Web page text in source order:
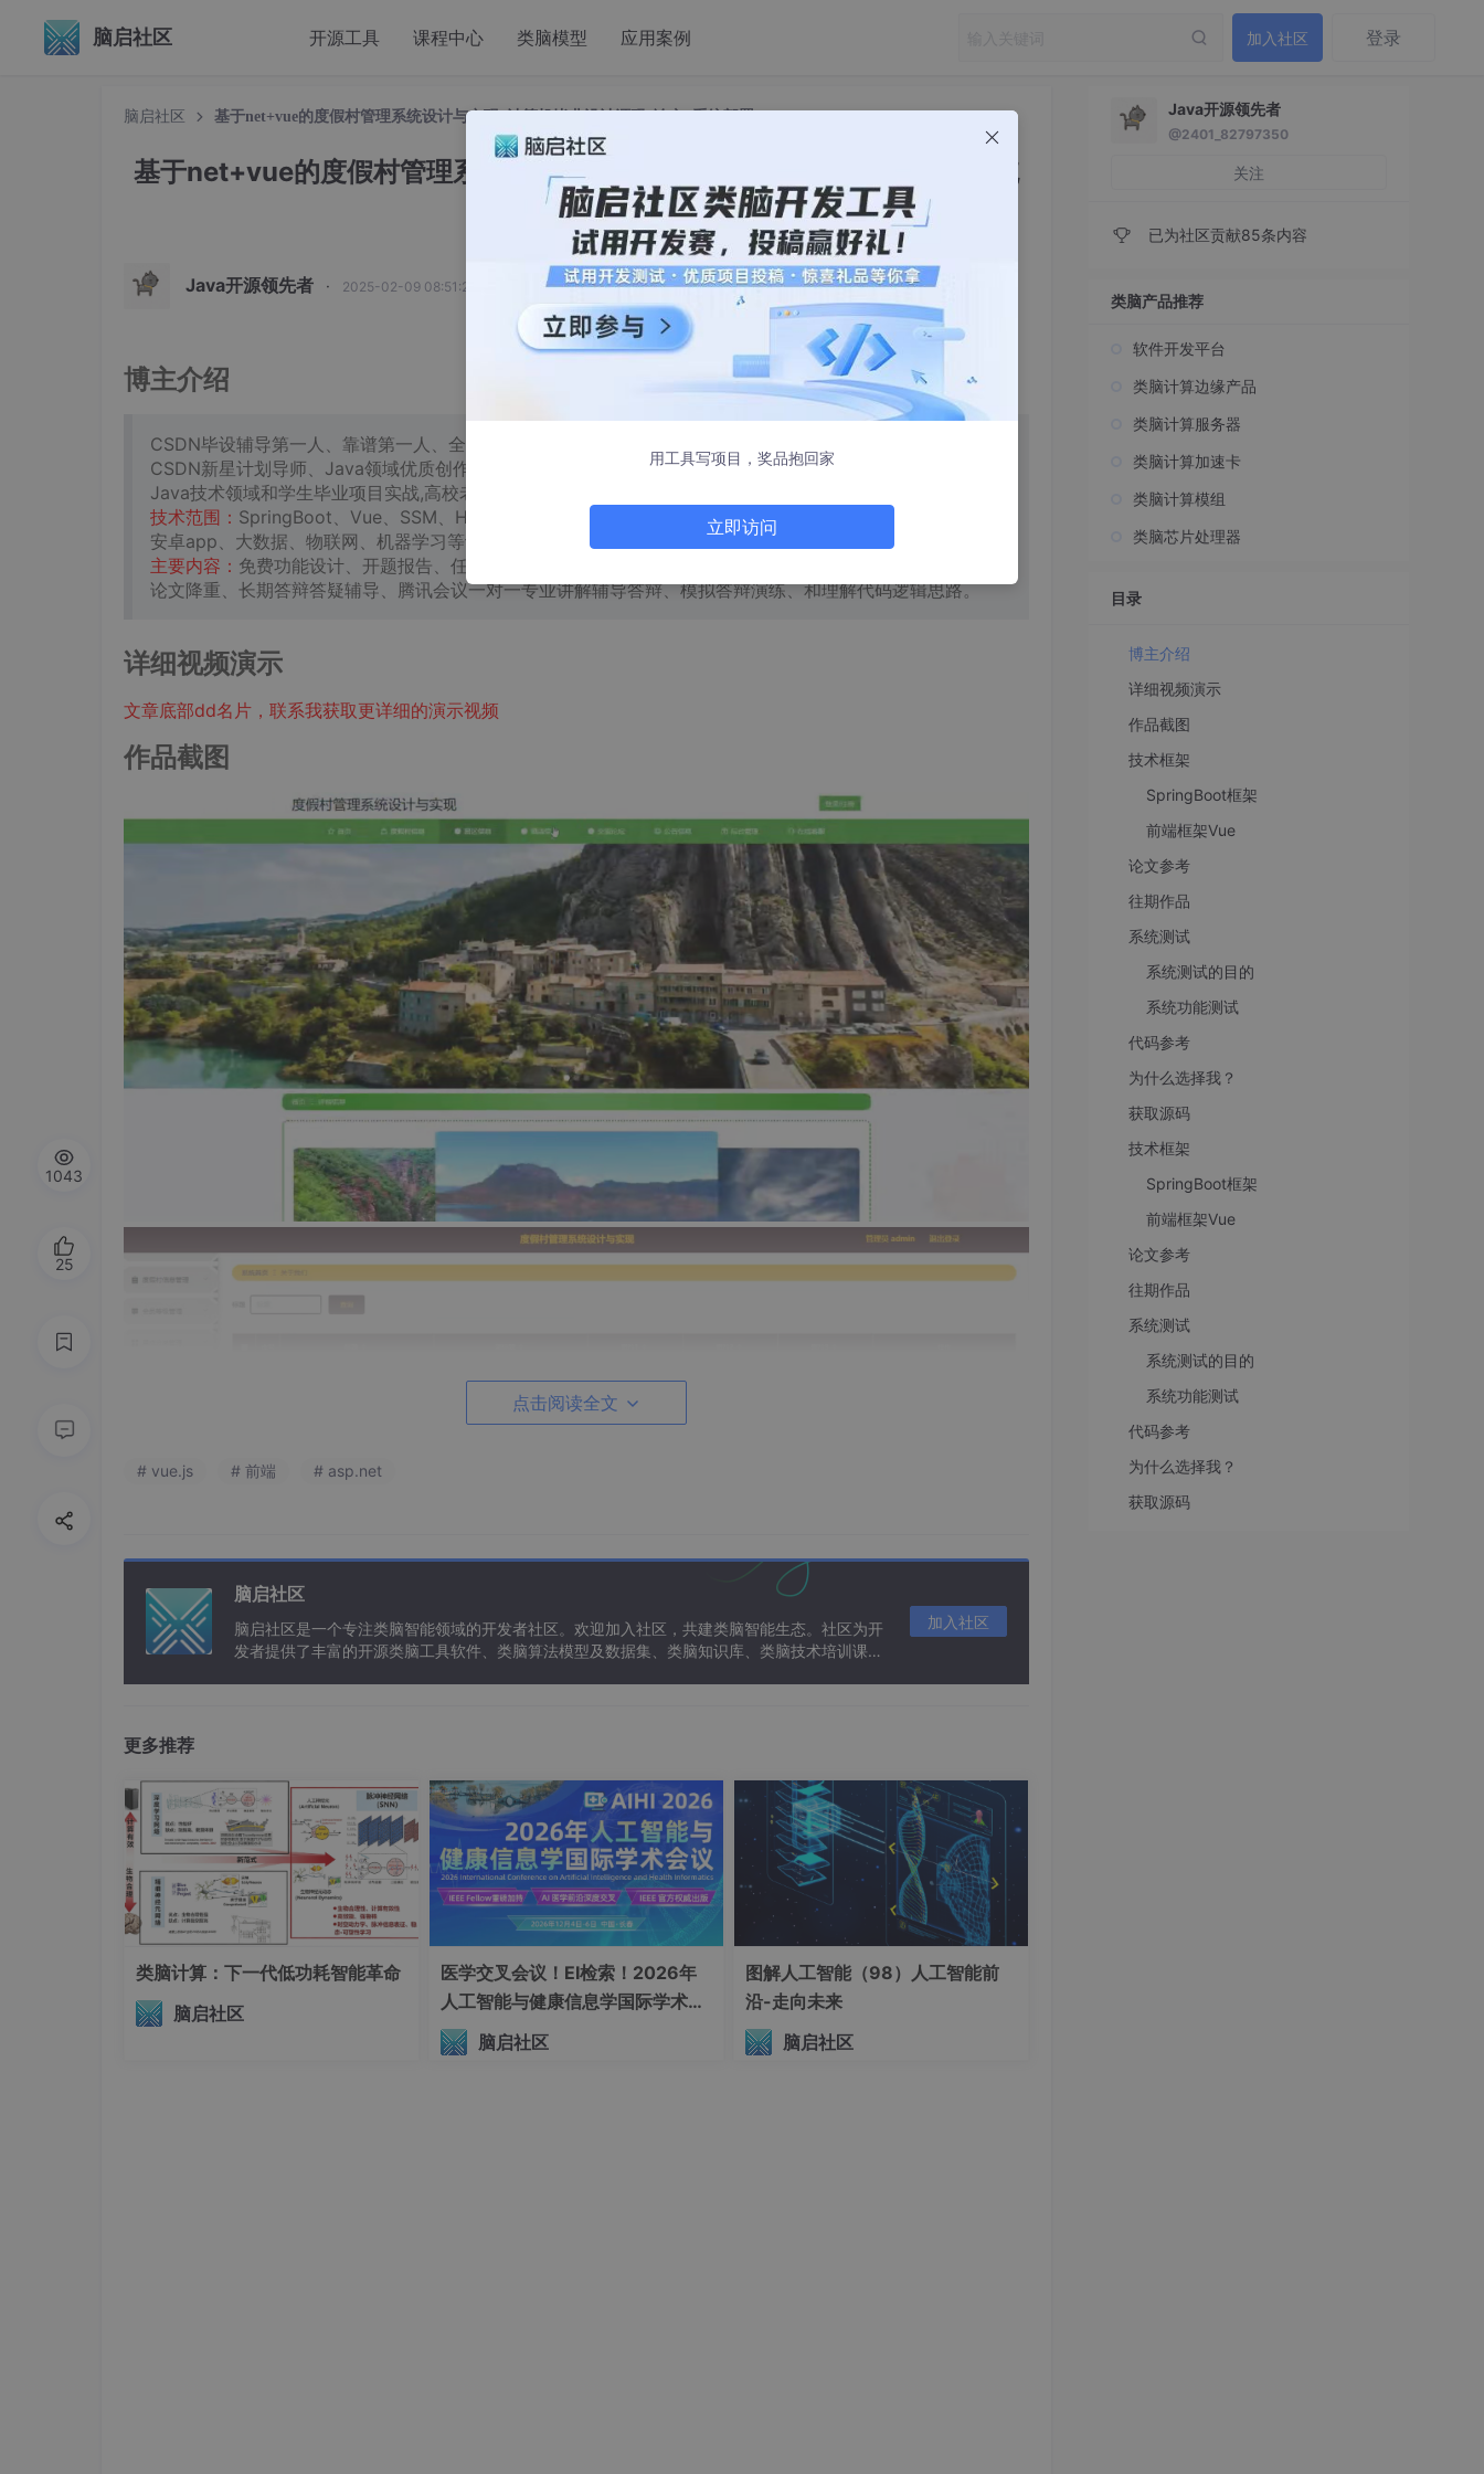
脑启社区 开源工具 课程中心 类脑模型 应用案例 加入社区 登录
脑启社区 基于net+vue的度假村管理系统设计与实现_计算机毕业设计源码_论文_系统部署
基于net+vue的度假村管理系统设计与实现_计算机毕业设计源码_论文_系统
部署
Java开源领先者 · 2025-02-09 08:51:29 发布
博主介绍
CSDN毕设辅导第一人、靠谱第一人、全网粉丝50W+,csdn特邀作者、博客专家、腾讯云社区合作讲师、
CSDN新星计划导师、Java领域优质创作者,博客之星、掘金/华为云/阿里云/InfoQ等平台优质作者、专注于
Java技术领域和学生毕业项目实战,高校老师/讲师/同行前辈交流✌
技术范围： SpringBoot、Vue、SSM、HLMT、Jsp、PHP、Nodejs、Python、爬虫、数据可视化、小程序、
安卓app、大数据、物联网、机器学习等设计与开发。
主要内容： 免费功能设计、开题报告、任务书、中期检查PPT、系统功能实现、代码编写、论文编写和辅导、
论文降重、长期答辩答疑辅导、腾讯会议一对一专业讲解辅导答辩、模拟答辩演练、和理解代码逻辑思路。
详细视频演示
文章底部dd名片，联系我获取更详细的演示视频
作品截图
点击阅读全文
# vue.js # 前端 # asp.net
脑启社区
脑启社区是一个专注类脑智能领域的开发者社区。欢迎加入社区，共建类脑智能生态。社区为开
发者提供了丰富的开源类脑工具软件、类脑算法模型及数据集、类脑知识库、类脑技术培训课程
加入社区
更多推荐
类脑计算：下一代低功耗智能革命
脑启社区
医学交叉会议！EI检索！2026年
人工智能与健康信息学国际学术会
议（AIHI 2026）
脑启社区
图解人工智能（98）人工智能前
沿-走向未来
脑启社区
1043
25
Java开源领先者
@2401_82797350
关注
已为社区贡献85条内容
类脑产品推荐
软件开发平台
类脑计算边缘产品
类脑计算服务器
类脑计算加速卡
类脑计算模组
类脑芯片处理器
目录
博主介绍
详细视频演示
作品截图
技术框架
SpringBoot框架
前端框架Vue
论文参考
往期作品
系统测试
系统测试的目的
系统功能测试
代码参考
为什么选择我？
获取源码
技术框架
SpringBoot框架
前端框架Vue
论文参考
往期作品
系统测试
系统测试的目的
系统功能测试
代码参考
为什么选择我？
获取源码
用工具写项目，奖品抱回家
立即访问